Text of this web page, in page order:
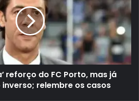
reforço do FC Porto, mas já
relembre os casos